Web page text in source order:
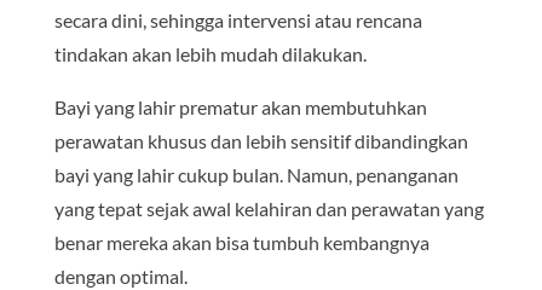
secara dini, sehingga intervensi atau rencana
tindakan akan lebih mudah dilakukan.
Bayi yang lahir prematur akan membutuhkan
perawatan khusus dan lebih sensitif dibandingkan
bayi yang lahir cukup bulan. Namun, penanganan
yang tepat sejak awal kelahiran dan perawatan yang
benar mereka akan bisa tumbuh kembangnya
dengan optimal.